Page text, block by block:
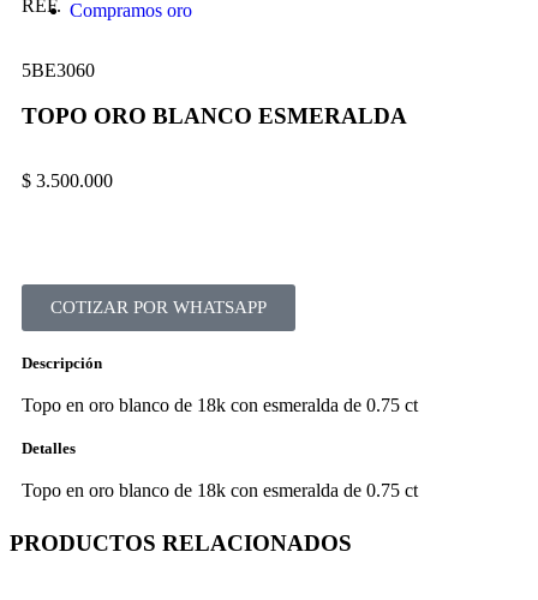
Compramos oro
REF.
5BE3060
TOPO ORO BLANCO ESMERALDA
$ 3.500.000
COTIZAR POR WHATSAPP
Descripción
Topo en oro blanco de 18k con esmeralda de 0.75 ct
Detalles
Topo en oro blanco de 18k con esmeralda de 0.75 ct
PRODUCTOS RELACIONADOS